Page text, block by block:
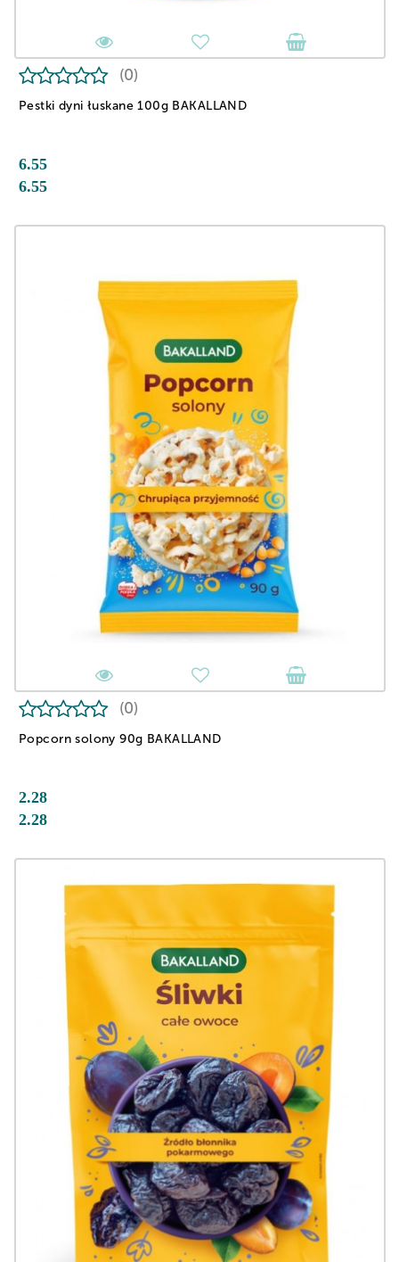
Pestki dyni łuskane 100g BAKALLAND
(0)
6.55
6.55
Popcorn solony 90g BAKALLAND
(0)
2.28
2.28